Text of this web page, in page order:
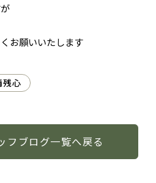
お願いいたします
残心
フブログ一覧へ戻る